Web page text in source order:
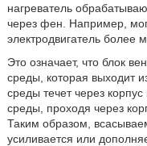
нагреватель
через фен. Например,
электродвигатель более
Это означает, что блок
среды, которая выходит
среды течет через
среды, проходя через
Таким образом,
усиливается или